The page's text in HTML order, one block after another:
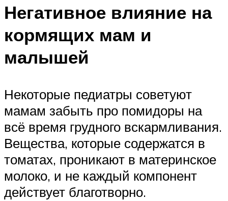
Негативное влияние на
кормящих мам и
малышей
Некоторые педиатры советуют
мамам забыть про помидоры на
всё время грудного вскармливания.
Вещества, которые содержатся в
томатах, проникают в материнское
молоко, и не каждый компонент
действует благотворно.